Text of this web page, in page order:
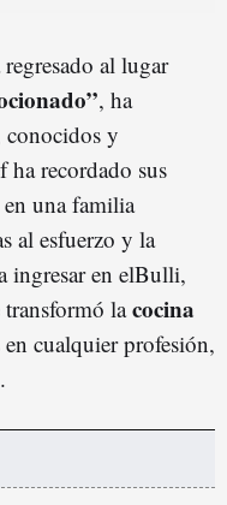
al lugar
, ha
conocidos y
ha recordado sus
en una familia
al esfuerzo y la
ingresar en elBulli,
transformó lacocina
cualquier profesión,